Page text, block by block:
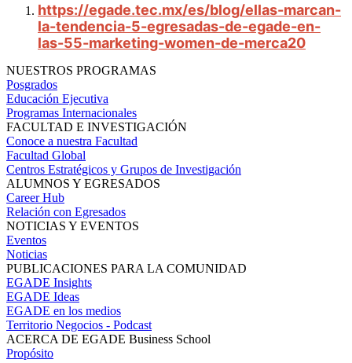
https://egade.tec.mx/es/blog/ellas-marcan-
la-tendencia-5-egresadas-de-egade-en-
las-55-marketing-women-de-merca20
NUESTROS PROGRAMAS
Posgrados
Educación Ejecutiva
Programas Internacionales
FACULTAD E INVESTIGACIÓN
Conoce a nuestra Facultad
Facultad Global
Centros Estratégicos y Grupos de Investigación
ALUMNOS Y EGRESADOS
Career Hub
Relación con Egresados
NOTICIAS Y EVENTOS
Eventos
Noticias
PUBLICACIONES PARA LA COMUNIDAD
EGADE Insights
EGADE Ideas
EGADE en los medios
Territorio Negocios - Podcast
ACERCA DE EGADE Business School
Propósito